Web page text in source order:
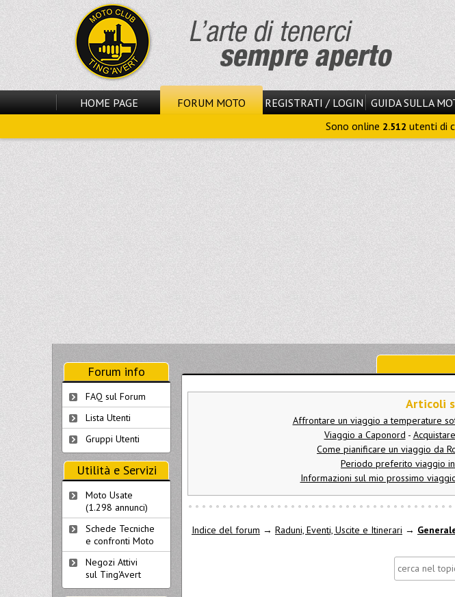
HOME PAGE FORUM MOTO REGISTRATI / LOGIN GUIDA SULLA
Sono online 2.512 utenti di
Articoli
Affrontare un viaggio a temperature
Viaggio a Caponord -
Come pianificare un viaggio da
Periodo preferito viaggio
Informazioni sul mio prossimo
Indice del forum → Raduni, Eventi, Uscite e Itinerari →
Forum info
FAQ sul Forum
Lista Utenti
Gruppi Utenti
Utilità e Servizi
Moto Usate
(1.298 annunci)
Schede Tecniche
e confronti Moto
Negozi Attivi
sul Ting'Avert